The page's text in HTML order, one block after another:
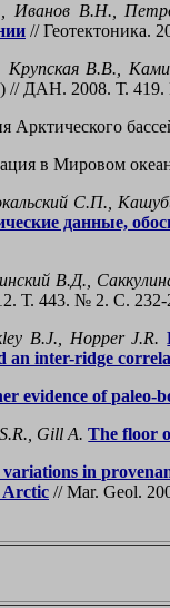
Иванов В.Н.,
// Геотектоника.
В.В.,
// ДАН. 2008. Т.
Арктического
в Мировом
С.П.,
данные,
В.Д.,
Т. 443. № 2. С. 232-
B.J., Hopper J.R.
an inter-ridge
evidence of
Gill A. The floor
in
Arctic // Mar. Geol.